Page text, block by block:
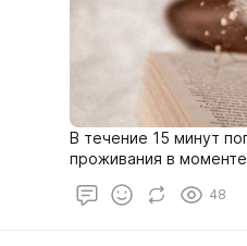
В течение 15 минут
проживания в
48